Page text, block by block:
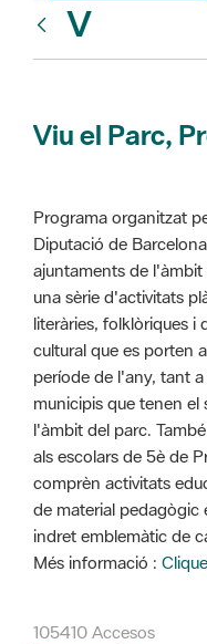
V
Viu el Parc,
Programa organitzat
Diputació de
ajuntaments de
una sèrie d'activitats
literàries, folklòriques i
cultural que es porten
període de l'any, tant
municipis que tenen el
l'àmbit del parc.
als escolars de 5è de
comprèn activitats
de material pedagògic
indret emblemàtic de
Més informació :
105410 Accesos